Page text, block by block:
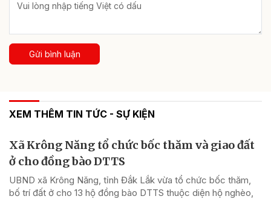
Gửi bình luận
XEM THÊM TIN TỨC - SỰ KIỆN
Xã Krông Năng tổ chức bốc thăm và giao đất
ở cho đồng bào DTTS
UBND xã Krông Năng, tỉnh Đắk Lắk vừa tổ chức bốc thăm,
bố trí đất ở cho 13 hộ đồng bào DTTS thuộc diện hộ nghèo,